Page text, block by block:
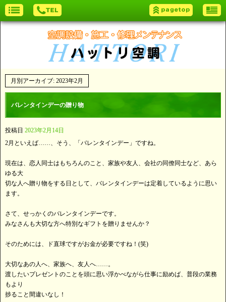
月別アーカイブ: 2023年2月
バレンタインデーの贈り物
投稿日 2023年2月14日
2月といえば……、そう、「バレンタインデー」ですね。
現在は、恋人同士はもちろんのこと、家族や友人、会社の同僚同士など、あら
ゆる大
切な人へ贈り物をする日として、バレンタインデーは定着しているように思い
ます。
さて、せっかくのバレンタインデーです。
みなさんも大切な方へ特別なギフトを贈りませんか？
そのためには、ド直球ですがお金が必要ですね！(笑)
大切なあの人へ、家族へ、友人へ……。
渡したいプレゼントのことを頭に思い浮かべながら仕事に励めば、普段の業務
もより
捗ること間違いなし！